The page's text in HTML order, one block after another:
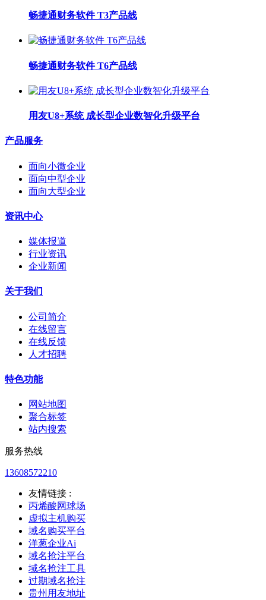
畅捷通财务软件 T3产品线
畅捷通财务软件 T6产品线
用友U8+系统 成长型企业数智化升级平台
产品服务
面向小微企业
面向中型企业
面向大型企业
资讯中心
媒体报道
行业资讯
企业新闻
关于我们
公司简介
在线留言
在线反馈
人才招聘
特色功能
网站地图
聚合标签
站内搜索
服务热线
13608572210
友情链接 :
丙烯酸网球场
虚拟主机购买
域名购买平台
洋葱企业Ai
域名抢注平台
域名抢注工具
过期域名抢注
贵州用友地址